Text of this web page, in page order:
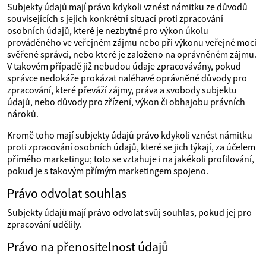
Subjekty údajů mají právo kdykoli vznést námitku ze důvodů
souvisejících s jejich konkrétní situací proti zpracování
osobních údajů, které je nezbytné pro výkon úkolu
prováděného ve veřejném zájmu nebo při výkonu veřejné moci
svěřené správci, nebo které je založeno na oprávněném zájmu.
V takovém případě již nebudou údaje zpracovávány, pokud
správce nedokáže prokázat naléhavé oprávněné důvody pro
zpracování, které převáží zájmy, práva a svobody subjektu
údajů, nebo důvody pro zřízení, výkon či obhajobu právních
nároků.
Kromě toho mají subjekty údajů právo kdykoli vznést námitku
proti zpracování osobních údajů, které se jich týkají, za účelem
přímého marketingu; toto se vztahuje i na jakékoli profilování,
pokud je s takovým přímým marketingem spojeno.
Právo odvolat souhlas
Subjekty údajů mají právo odvolat svůj souhlas, pokud jej pro
zpracování udělily.
Právo na přenositelnost údajů